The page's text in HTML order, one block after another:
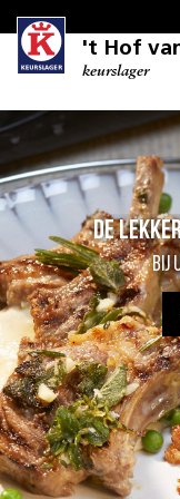
't Hof
keurslager
De
Bij